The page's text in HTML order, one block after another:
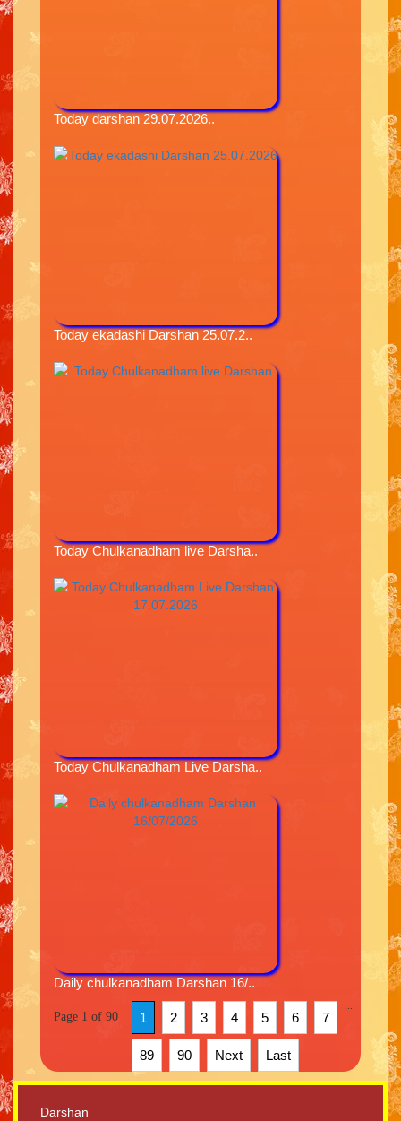
Today darshan 29.07.2026..
Today ekadashi Darshan 25.07.2..
Today Chulkanadham live Darsha..
Today Chulkanadham Live Darsha..
Daily chulkanadham Darshan 16/..
Page 1 of 90 1 2 3 4 5 6 7
89 90 Next Last
Darshan